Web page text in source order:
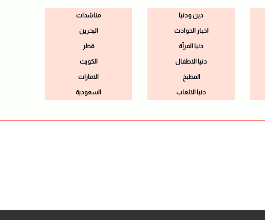
دين ودنيا
اخبار الحوادث
دنيا المرأة
دنيا الاطفال
المطبخ
دنيا الالعاب
مناشدات
البحرين
قطر
الكويت
الامارات
السعودية